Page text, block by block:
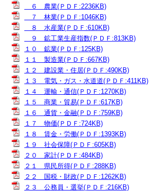
６ 農業(ＰＤＦ:2236KB)
７ 林業(ＰＤＦ:1046KB)
８ 水産業(ＰＤＦ:610KB)
９ 鉱工業生産指数(ＰＤＦ:813KB)
１０ 鉱業(ＰＤＦ:125KB)
１１ 製造業(ＰＤＦ:667KB)
１２ 建設業・住居(ＰＤＦ:490KB)
１３ 電気・ガス・水道道(ＰＤＦ:411KB)
１４ 運輸・通信(ＰＤＦ:1270KB)
１５ 商業・貿易(ＰＤＦ:617KB)
１６ 通貨・金融(ＰＤＦ:759KB)
１７ 物価(ＰＤＦ:724KB)
１８ 賃金・労働(ＰＤＦ:1393KB)
１９ 社会保障(ＰＤＦ:605KB)
２０ 家計(ＰＤＦ:484KB)
２１ 県民所得(ＰＤＦ:288KB)
２２ 国税・財政(ＰＤＦ:1262KB)
２３ 公務員・選挙(ＰＤＦ:216KB)